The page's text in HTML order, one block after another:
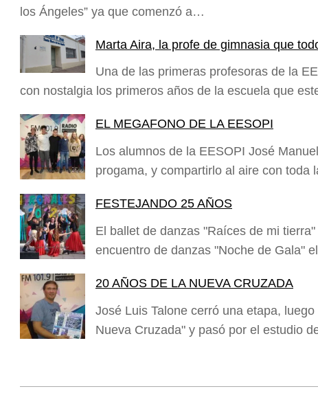
los Ángeles” ya que comenzó a…
Marta Aira, la profe de gimnasia que
Una de las primeras profesoras de la
con nostalgia los primeros años de la escuela que
EL MEGAFONO DE LA EESOPI
Los alumnos de la EESOPI José
progama, y compartirlo al aire con toda
FESTEJANDO 25 AÑOS
El ballet de danzas "Raíces de mi
encuentro de danzas "Noche de Gala"
20 AÑOS DE LA NUEVA CRUZADA
José Luis Talone cerró una etapa,
Nueva Cruzada" y pasó por el estudio
tras consagrarse campeonas